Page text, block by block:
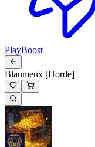
PlayBoost
Blaumeux [Horde]